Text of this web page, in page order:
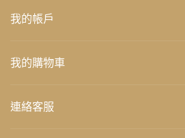
我的帳戶
我的購物車
連絡客服